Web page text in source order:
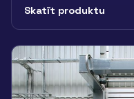
Skatīt produktu